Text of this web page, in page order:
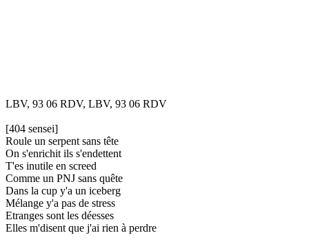
LBV, 93 06 RDV, LBV, 93 06 RDV
[404 sensei]
Roule un serpent sans tête
On s'enrichit ils s'endettent
T'es inutile en screed
Comme un PNJ sans quête
Dans la cup y'a un iceberg
Mélange y'a pas de stress
Etranges sont les déesses
Elles m'disent que j'ai rien à perdre